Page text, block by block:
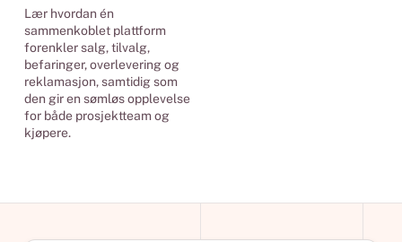
Lær hvordan én
sammenkoblet plattform
forenkler salg, tilvalg,
befaringer, overlevering og
reklamasjon, samtidig som
den gir en sømløs opplevelse
for både prosjektteam og
kjøpere.